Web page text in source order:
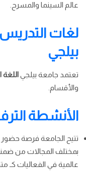
عالم السينما والمسرح.
لغات
بيلجي
تعتمد جامعة بيلجياللغة
والأقسام.
الأنشطة
بمختلف المجالات من
عالمية في الفعاليات كـ